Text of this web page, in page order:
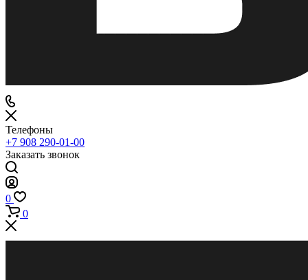
Телефоны
+7 908 290-01-00
Заказать звонок
0
0